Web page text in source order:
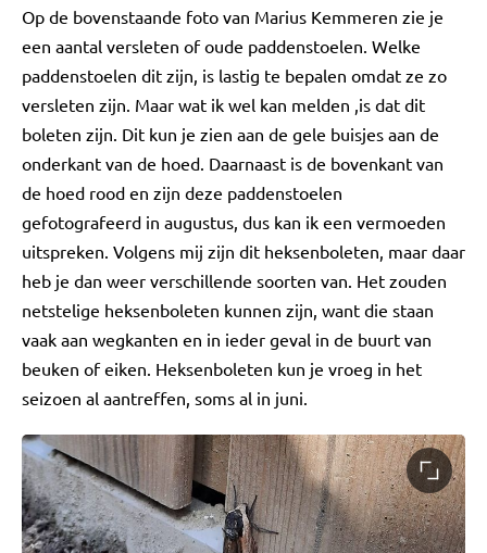
Op de bovenstaande foto van Marius Kemmeren zie je
een aantal versleten of oude paddenstoelen. Welke
paddenstoelen dit zijn, is lastig te bepalen omdat ze zo
versleten zijn. Maar wat ik wel kan melden ,is dat dit
boleten zijn. Dit kun je zien aan de gele buisjes aan de
onderkant van de hoed. Daarnaast is de bovenkant van
de hoed rood en zijn deze paddenstoelen
gefotografeerd in augustus, dus kan ik een vermoeden
uitspreken. Volgens mij zijn dit heksenboleten, maar daar
heb je dan weer verschillende soorten van. Het zouden
netstelige heksenboleten kunnen zijn, want die staan
vaak aan wegkanten en in ieder geval in de buurt van
beuken of eiken. Heksenboleten kun je vroeg in het
seizoen al aantreffen, soms al in juni.